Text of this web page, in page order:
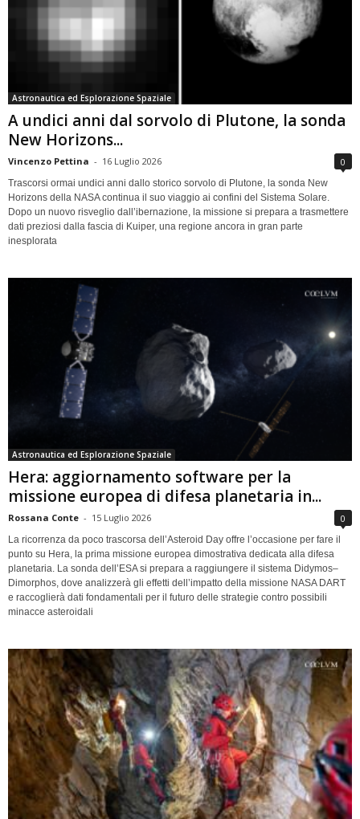
Astronautica ed Esplorazione Spaziale
A undici anni dal sorvolo di Plutone, la sonda
New Horizons...
Vincenzo Pettina - 16 Luglio 2026 0
Trascorsi ormai undici anni dallo storico sorvolo di Plutone, la sonda New
Horizons della NASA continua il suo viaggio ai confini del Sistema Solare.
Dopo un nuovo risveglio dall’ibernazione, la missione si prepara a trasmettere
dati preziosi dalla fascia di Kuiper, una regione ancora in gran parte
inesplorata
Astronautica ed Esplorazione Spaziale
Hera: aggiornamento software per la
missione europea di difesa planetaria in...
Rossana Conte - 15 Luglio 2026 0
La ricorrenza da poco trascorsa dell’Asteroid Day offre l’occasione per fare il
punto su Hera, la prima missione europea dimostrativa dedicata alla difesa
planetaria. La sonda dell’ESA si prepara a raggiungere il sistema Didymos–
Dimorphos, dove analizzerà gli effetti dell’impatto della missione NASA DART
e raccoglierà dati fondamentali per il futuro delle strategie contro possibili
minacce asteroidali